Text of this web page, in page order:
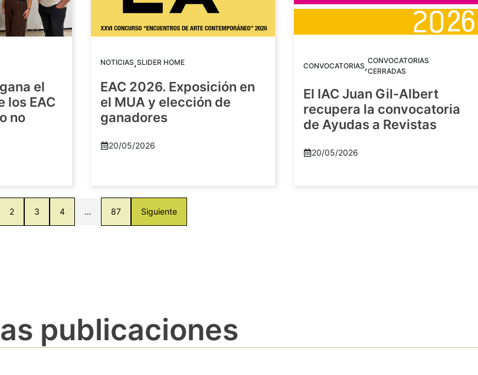
el
los EAC
no
NOTICIAS,SLIDER HOME
EAC 2026. Exposición en
el MUA y elección de
ganadores
20/05/2026
CONVOCATORIAS,CONVOCATORIAS
CERRADAS
El IAC Juan Gil-Albert
recupera la convocatoria
de Ayudas a Revistas
20/05/2026
2 3 4 … 87 Siguiente
publicaciones